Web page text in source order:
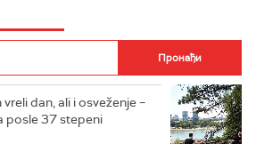
dan, ali i osveženje –
posle 37 stepeni